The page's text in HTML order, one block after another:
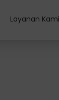
Layanan Kami